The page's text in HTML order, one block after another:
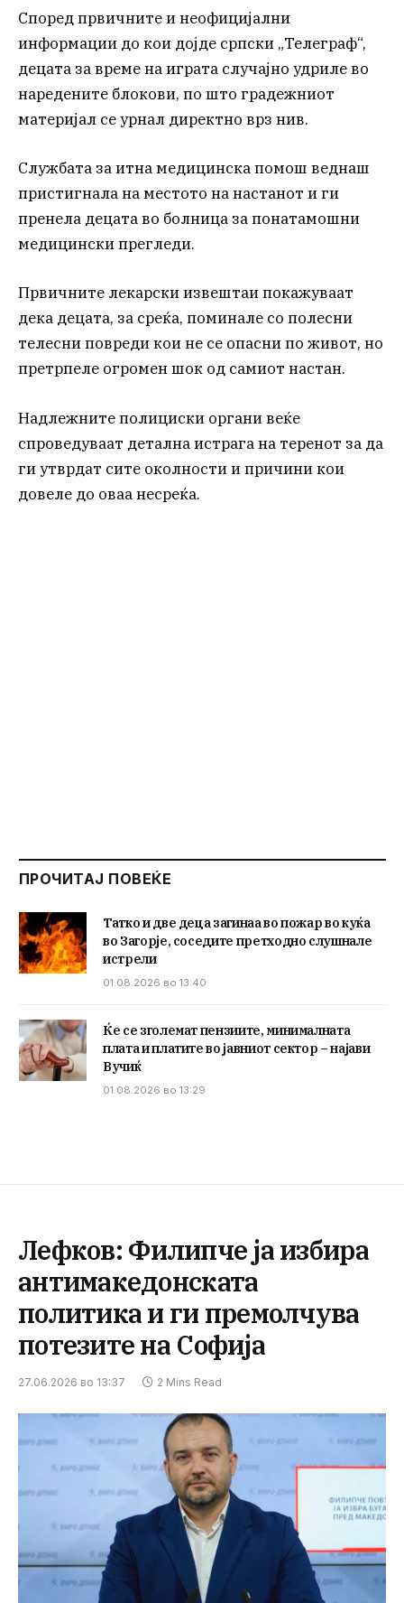
Според првичните и неофицијални
информации до кои дојде српски „Телеграф“,
децата за време на играта случајно удриле во
наредените блокови, по што градежниот
материјал се урнал директно врз нив.
Службата за итна медицинска помош веднаш
пристигнала на местото на настанот и ги
пренела децата во болница за понатамошни
медицински прегледи.
Првичните лекарски извештаи покажуваат
дека децата, за среќа, поминале со полесни
телесни повреди кои не се опасни по живот, но
претрпеле огромен шок од самиот настан.
Надлежните полициски органи веќе
спроведуваат детална истрага на теренот за да
ги утврдат сите околности и причини кои
довеле до оваа несреќа.
ПРОЧИТАЈ ПОВЕЌЕ
Татко и две деца загинаа во пожар во куќа
во Загорје, соседите претходно слушнале
истрели
01.08.2026 во 13:40
Ќе се зголемат пензиите, минималната
плата и платите во јавниот сектор – најави
Вучиќ
01.08.2026 во 13:29
Лефков: Филипче ја избира
антимакедонската
политика и ги премолчува
потезите на Софија
27.06.2026 во 13:37 2 Mins Read